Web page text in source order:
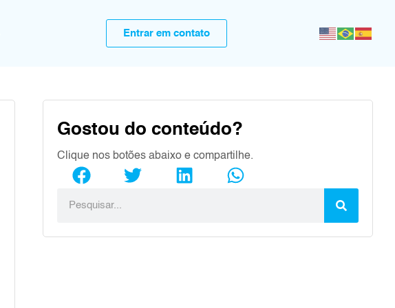
Entrar em contato
Gostou do conteúdo?
Clique nos botões abaixo e compartilhe.